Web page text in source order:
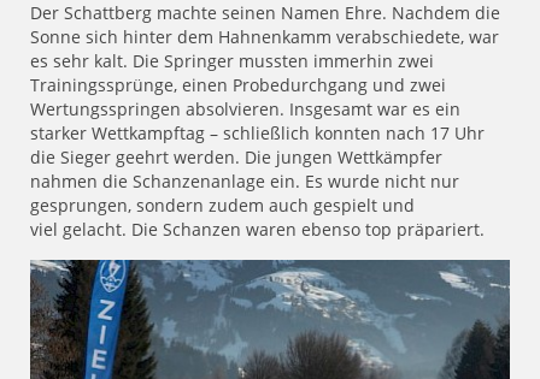
Der Schattberg machte seinen Namen Ehre. Nachdem die
Sonne sich hinter dem Hahnenkamm verabschiedete, war
es sehr kalt. Die Springer mussten immerhin zwei
Trainingssprünge, einen Probedurchgang und zwei
Wertungsspringen absolvieren. Insgesamt war es ein
starker Wettkampftag – schließlich konnten nach 17 Uhr
die Sieger geehrt werden. Die jungen Wettkämpfer
nahmen die Schanzenanlage ein. Es wurde nicht nur
gesprungen, sondern zudem auch gespielt und
viel gelacht. Die Schanzen waren ebenso top präpariert.